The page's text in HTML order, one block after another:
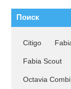
Поиск
Citigo
Fabia Scout
Octavia Combi